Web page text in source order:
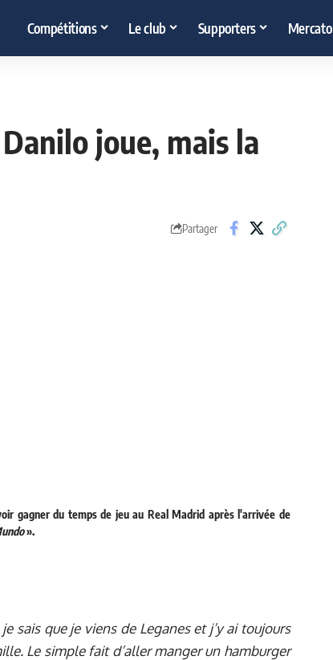
Compétitions Le club Supporters Mercato
joue, mais la
Partager
gagner du temps de jeu au Real Madrid après l'arrivée de
».
sais que je viens de Leganes et j’y ai toujours
Le simple fait d’aller manger un hamburger